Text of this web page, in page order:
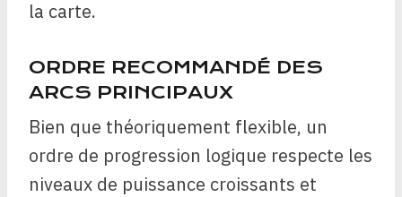
la carte.
ORDRE RECOMMANDÉ DES
ARCS PRINCIPAUX
Bien que théoriquement flexible, un
ordre de progression logique respecte les
niveaux de puissance croissants et